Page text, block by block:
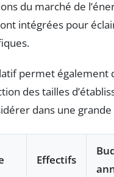
du marché de
intégrées pour
permet
des tailles
dans une
Effectifs